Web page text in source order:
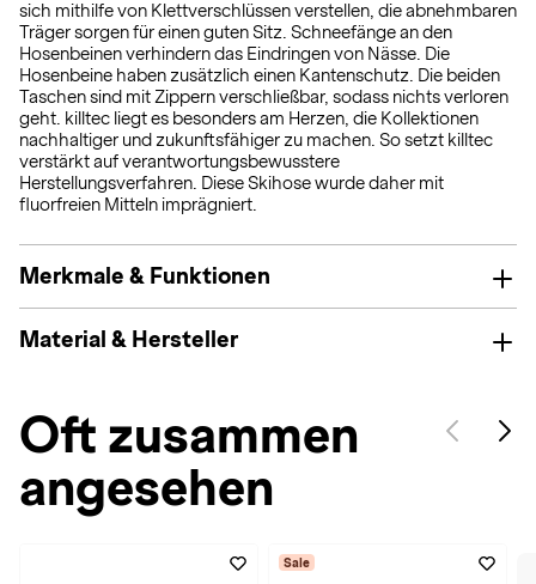
sich mithilfe von Klettverschlüssen verstellen, die abnehmbaren
Träger sorgen für einen guten Sitz. Schneefänge an den
Hosenbeinen verhindern das Eindringen von Nässe. Die
Hosenbeine haben zusätzlich einen Kantenschutz. Die beiden
Taschen sind mit Zippern verschließbar, sodass nichts verloren
geht. killtec liegt es besonders am Herzen, die Kollektionen
nachhaltiger und zukunftsfähiger zu machen. So setzt killtec
verstärkt auf verantwortungsbewusstere
Herstellungsverfahren. Diese Skihose wurde daher mit
fluorfreien Mitteln imprägniert.
Merkmale & Funktionen
Material & Hersteller
Oft zusammen
angesehen
Sale